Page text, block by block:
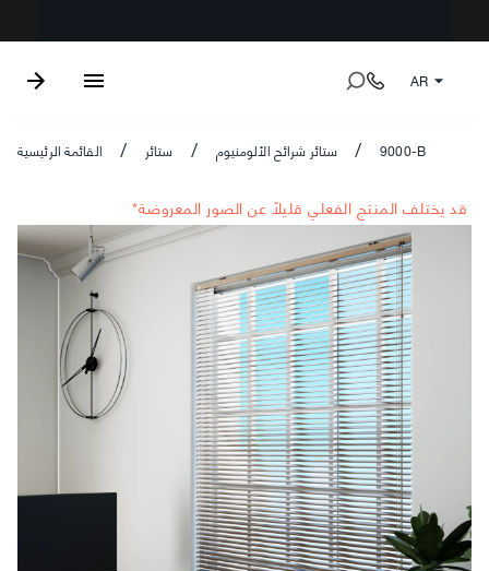
AR
القائمة الرئيسية / ستائر / ستائر شرائح الألومنيوم / 9000-B
*قد يختلف المنتج الفعلي قليلاً عن الصور المعروضة